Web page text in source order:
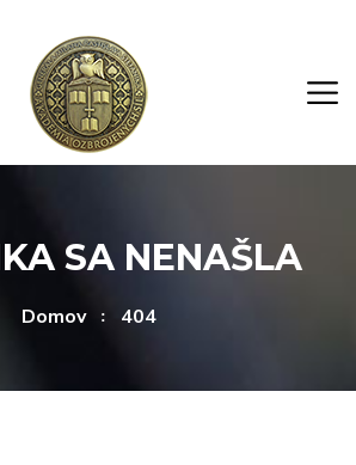
SA NENAŠLA
Domov 404